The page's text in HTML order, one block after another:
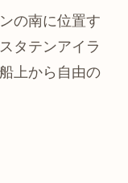
の南に位置す
タテンアイラ
上から自由の